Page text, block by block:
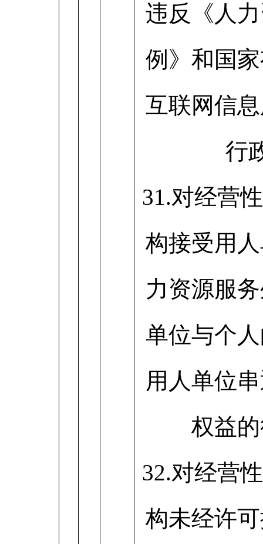
违反《人
例》和国
互联网信
行
31.对经营
构接受用
力资源服
单位与个
用人单位
权益
32.对经营
构未经许